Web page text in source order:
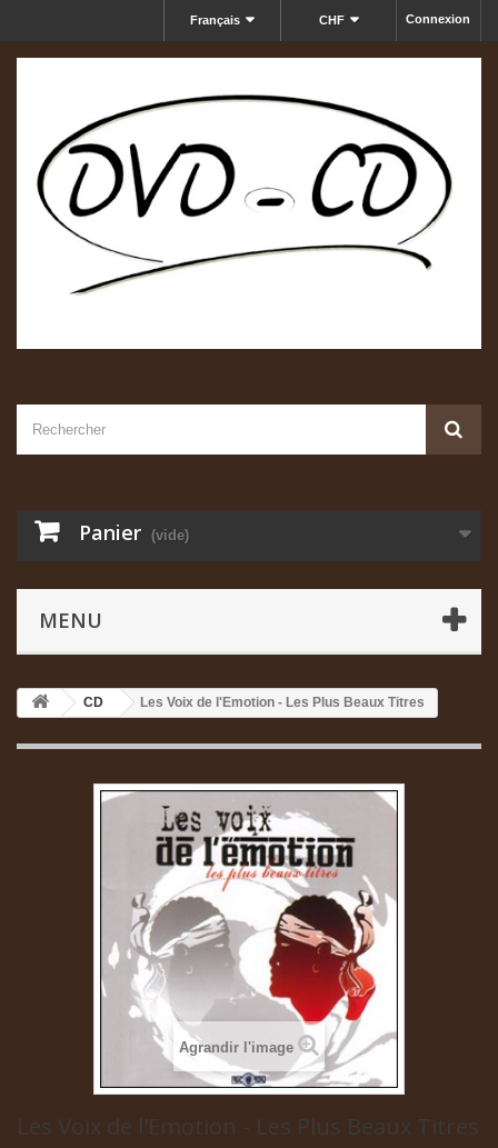
Connexion
CHF
Français
Panier (vide)
MENU
CD Les Voix de l'Emotion - Les Plus Beaux Titres
Agrandir l'image
Les Voix de l'Emotion - Les Plus Beaux Titres